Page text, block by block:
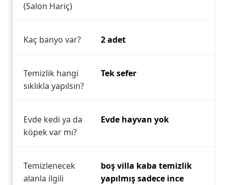
(Salon Hariç)
Kaç banyo var? 2 adet
Temizlik hangi
sıklıkla yapılsın?
Tek sefer
Evde kedi ya da
köpek var mı?
Evde hayvan yok
Temizlenecek
alanla ilgili
boş villa kaba temizlik
yapılmış sadece ince